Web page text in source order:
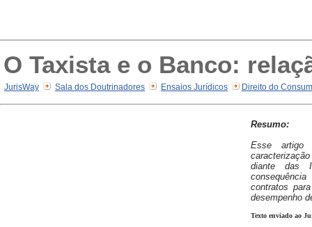
O Taxista e o Banco:
JurisWay Sala dos Doutrinadores Ensaios Jurídicos Direito do
Resumo:
Esse
diante das
contratos
desempenho
Texto enviado ao